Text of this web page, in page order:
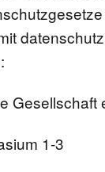
Gesellschaft
1-3